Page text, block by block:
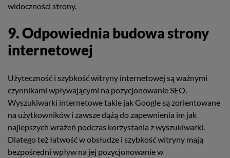
widoczności strony.
9. Odpowiednia budowa strony
internetowej
Użyteczność i szybkość witryny internetowej są ważnymi
czynnikami wpływającymi na pozycjonowanie SEO.
Wyszukiwarki internetowe takie jak Google są zorientowane
na użytkowników i zawsze dążą do zapewnienia im jak
najlepszych wrażeń podczas korzystania z wyszukiwarki.
Dlatego też łatwość w obsłudze i szybkość witryny mają
bezpośredni wpływ na jej pozycjonowanie w